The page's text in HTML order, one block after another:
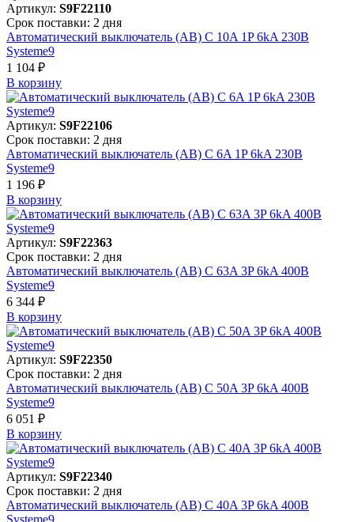
Артикул: S9F22110
Срок поставки: 2 дня
Автоматический выключатель (АВ) C 10A 1P 6kA 230В
Systeme9
1 104 ₽
В корзинy
Артикул: S9F22106
Срок поставки: 2 дня
Автоматический выключатель (АВ) C 6A 1P 6kA 230В
Systeme9
1 196 ₽
В корзинy
Артикул: S9F22363
Срок поставки: 2 дня
Автоматический выключатель (АВ) C 63A 3P 6kA 400В
Systeme9
6 344 ₽
В корзинy
Артикул: S9F22350
Срок поставки: 2 дня
Автоматический выключатель (АВ) C 50A 3P 6kA 400В
Systeme9
6 051 ₽
В корзинy
Артикул: S9F22340
Срок поставки: 2 дня
Автоматический выключатель (АВ) C 40A 3P 6kA 400В
Systeme9